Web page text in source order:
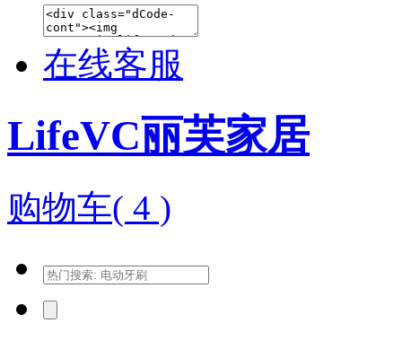
在线客服
LifeVC丽芙家居
购物车( 4 )